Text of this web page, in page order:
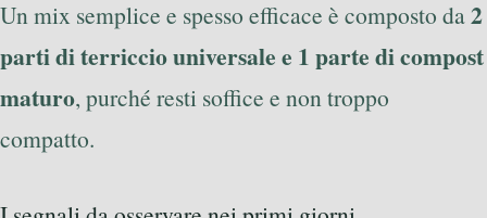
Un mix semplice e spesso efficace è composto da2
parti di terriccio universale e 1 parte di compost
maturo, purché resti soffice e non troppo
compatto.